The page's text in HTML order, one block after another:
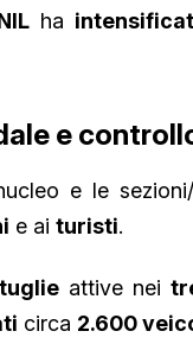
ha
e
e le
e ai turisti.
attive nei
circa 2.600